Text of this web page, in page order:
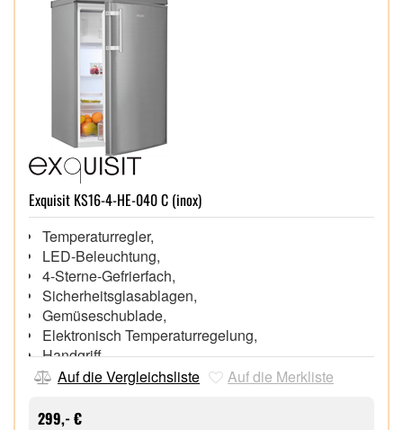
Exquisit KS16-4-HE-040 C (inox)
Temperaturregler,
LED-Beleuchtung,
4-Sterne-Gefrierfach,
Sicherheitsglasablagen,
Gemüseschublade,
Elektronisch Temperaturregelung,
Handgriff,
Höhenverstellbare Füße vorne,
Auf die Vergleichsliste Auf die Merkliste
299,- €